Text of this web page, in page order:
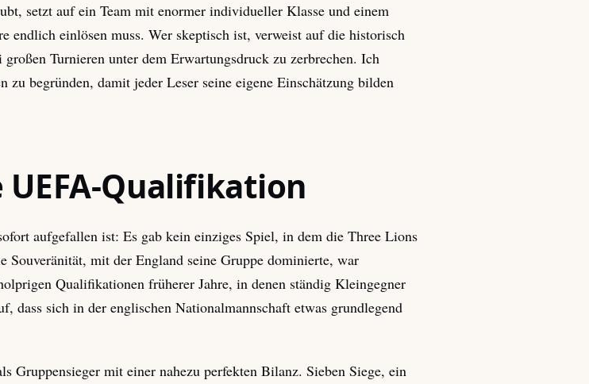
setzt auf ein Team mit enormer individueller Klasse und einem
endlich einlösen muss. Wer skeptisch ist, verweist auf die historisch
Turnieren unter dem Erwartungsdruck zu zerbrechen. Ich
begründen, damit jeder Leser seine eigene Einschätzung bilden
Qualifikation
aufgefallen ist: Es gab kein einziges Spiel, in dem die Three Lions
mit der England seine Gruppe dominierte, war
Qualifikationen früherer Jahre, in denen ständig Kleingegner
dass sich in der englischen Nationalmannschaft etwas grundlegend
Gruppensieger mit einer nahezu perfekten Bilanz. Sieben Siege, ein